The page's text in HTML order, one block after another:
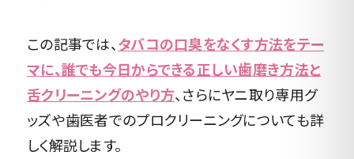
この記事では、タバコの口臭をなくす方法をテー
マに、誰でも今日からできる正しい歯磨き方法と
舌クリーニングのやり方、さらにヤニ取り専用グ
ッズや歯医者でのプロクリーニングについても詳
しく解説します。